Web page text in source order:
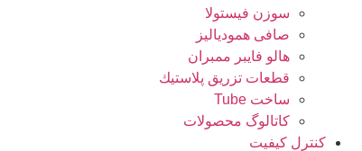
سوزن فیستولا
صافی همودیالیز
هالو فایبر ممبران
قطعات تزريق پلاستيك
ساخت Tube
کاتالوگ محصولات
کنترل کیفیت